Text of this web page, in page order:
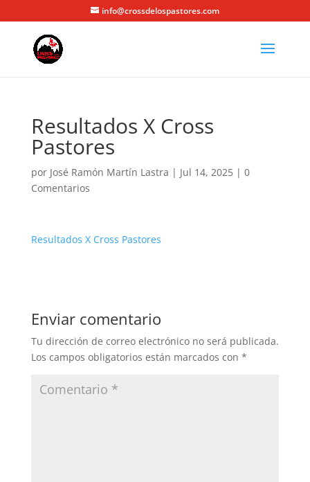
info@crossdelospastores.com
Resultados X Cross
Pastores
por José Ramón Martín Lastra | Jul 14, 2025| 0
Comentarios
Resultados X Cross Pastores
Enviar comentario
Tu dirección de correo electrónico no será publicada.
Los campos obligatorios están marcados con *